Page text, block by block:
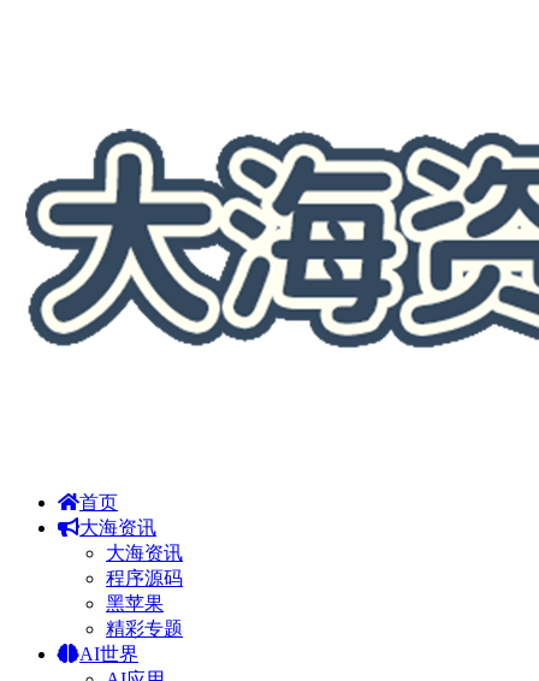
首页
大海资讯
大海资讯
程序源码
黑苹果
精彩专题
AI世界